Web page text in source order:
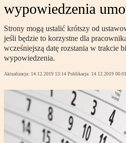
wypowiedzenia
Strony mogą ustalić krótszy od
jeśli będzie to korzystne dla
wcześniejszą datę rozstania w trakcie
wypowiedzenia.
Aktualizacja: 14.12.2019 13:14 Publikacja: 14.12.2019 00:01